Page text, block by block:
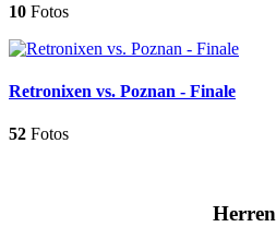
10 Fotos
Retronixen vs. Poznan - Finale
52 Fotos
Herren